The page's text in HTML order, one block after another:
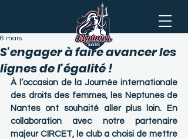
S'engager à faire avancer les
lignes de l'égalité !
6 mars
À l’occasion de la Journée internationale
des droits des femmes, les Neptunes de
Nantes ont souhaité aller plus loin. En
collaboration avec notre partenaire
majeur CIRCET, le club a choisi de mettre